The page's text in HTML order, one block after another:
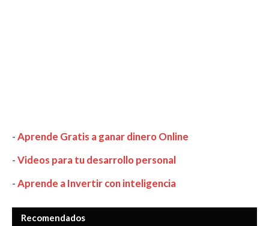
-Aprende Gratis a ganar dinero Online
-Videos para tu desarrollo personal
-Aprende a Invertir con inteligencia
Recomendados